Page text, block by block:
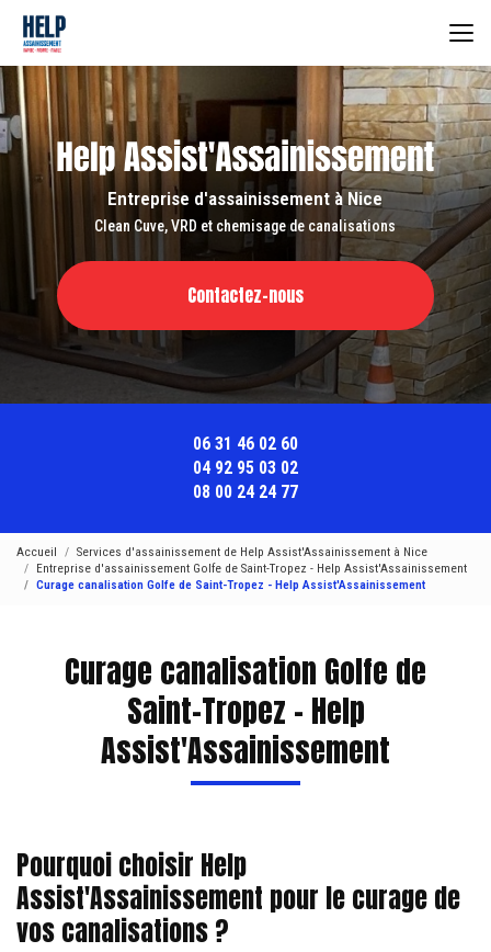
contenu
principal
Entreprise d'assainissement à Nice
Clean Cuve, VRD et chemisage de canalisations
Contactez-nous
06 31 46 02 60
04 92 95 03 02
08 00 24 24 77
Accueil
Services d'assainissement de Help Assist'Assainissement à Nice
Entreprise d'assainissement Golfe de Saint-Tropez - Help Assist'Assainissement
Curage canalisation Golfe de Saint-Tropez - Help Assist'Assainissement
Curage canalisation Golfe de
Saint-Tropez - Help
Assist'Assainissement
Pourquoi choisir Help
Assist'Assainissement pour le curage de
vos canalisations ?